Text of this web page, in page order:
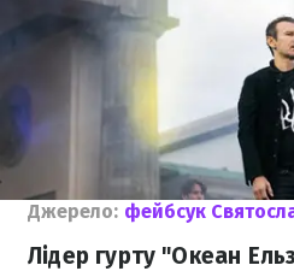
Джерело: фейбсук
Лідер гурту "Океан